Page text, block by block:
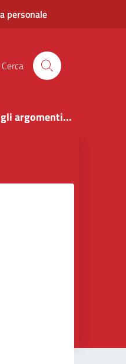
personale
Cerca
argomenti...